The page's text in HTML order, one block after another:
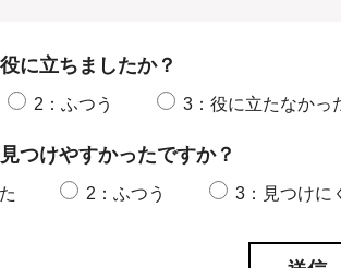
に立ちましたか？
2：ふつう 3：役に立たなかっ
つけやすかったですか？
2：ふつう 3：見つけに